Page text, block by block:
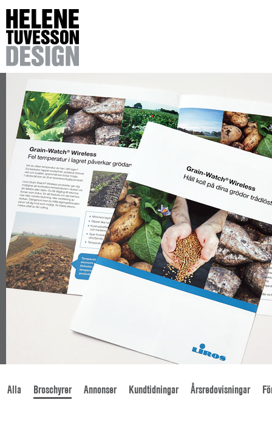
Alla Broschyrer Annonser Kundtidningar Årsredovisningar